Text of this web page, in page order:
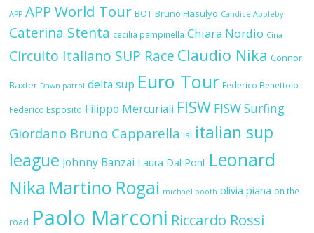
APP APP World Tour BOT Bruno Hasulyo Candice Appleby
Caterina Stenta cecilia pampinella Chiara Nordio Cina
Circuito Italiano SUP Race Claudio Nika Connor
Baxter Dawn patrol delta sup Euro Tour Federico Benettolo
Federico Esposito Filippo Mercuriali FISW FISW Surfing
Giordano Bruno Capparella isl italian sup
league Johnny Banzai Laura Dal Pont Leonard
Nika Martino Rogai michael booth olivia piana on the
road Paolo Marconi Riccardo Rossi